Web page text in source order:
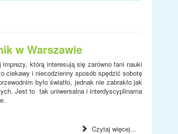
w Warszawie
którą interesują się zarówno fani nauki
ciekawy i niecodzienny sposób spędzić sobotę
było światło, jednak nie zabrakło jak
Jest to tak uniwersalna i interdyscyplinarna
Czytaj więcej...